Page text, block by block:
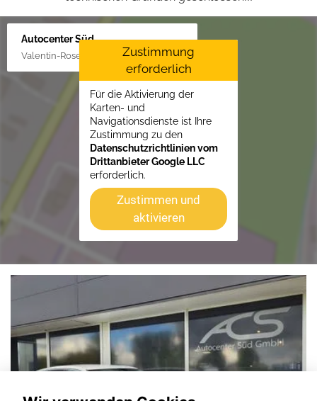
Autocenter Süd
Valentin-Rose-Str. 3, 16816 Neuruppin
Zustimmung
erforderlich
Für die Aktivierung der
Karten- und
Navigationsdienste ist Ihre
Zustimmung zu den
Datenschutzrichtlinien vom
Drittanbieter Google LLC
erforderlich.
Zustimmen und
aktivieren